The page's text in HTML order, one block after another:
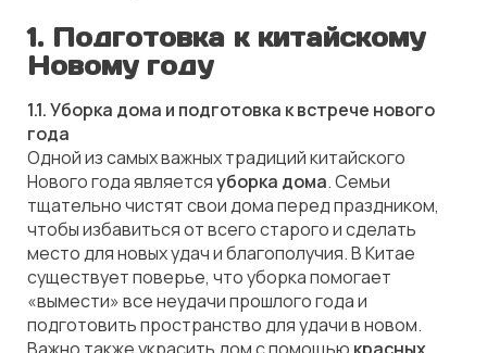
1. Подготовка к китайскому
Новому году
1.1. Уборка дома и подготовка к встрече нового
года
Одной из самых важных традиций китайского
Нового года являетсяуборка дома. Семьи
тщательно чистят свои дома перед праздником,
чтобы избавиться от всего старого и сделать
место для новых удач и благополучия. В Китае
существует поверье, что уборка помогает
«вымести» все неудачи прошлого года и
подготовить пространство для удачи в новом.